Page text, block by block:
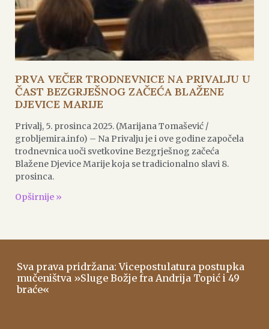
PRVA VEČER TRODNEVNICE NA PRIVALJU U
ČAST BEZGRJEŠNOG ZAČEĆA BLAŽENE
DJEVICE MARIJE
Privalj, 5. prosinca 2025. (Marijana Tomašević /
grobljemira.info) – Na Privalju je i ove godine započela
trodnevnica uoči svetkovine Bezgrješnog začeća
Blažene Djevice Marije koja se tradicionalno slavi 8.
prosinca.
Opširnije »
Sva prava pridržana: Vicepostulatura postupka
mučeništva »Sluge Božje fra Andrija Topić i 49
braće«